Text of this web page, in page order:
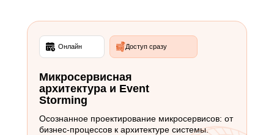
Микросервисная
архитектура и Event
Storming
Осознанное проектирование микросервисов: от
бизнес-процессов к архитектуре системы.
Онлайн Доступ сразу